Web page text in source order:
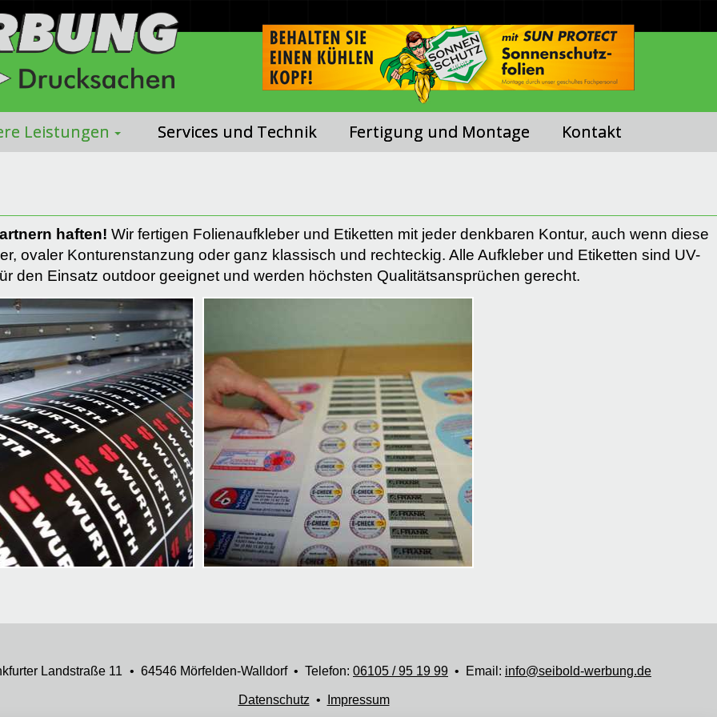
Leistungen Services und Technik Fertigung und Montage Kontakt
haften! Wir fertigen Folienaufkleber und Etiketten mit jeder denkbaren Kontur, auch wenn diese
ovaler Konturenstanzung oder ganz klassisch und rechteckig. Alle Aufkleber und Etiketten sind UV-
den Einsatz outdoor geeignet und werden höchsten Qualitätsansprüchen gerecht.
Landstraße 11 • 64546 Mörfelden-Walldorf • Telefon: 06105 / 95 19 99 • Email: info@seibold-werbung.de
Datenschutz • Impressum